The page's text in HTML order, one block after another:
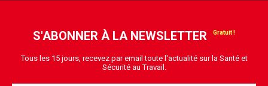
S'ABONNER À LA NEWSLETTER
Tous les 15 jours, recevez par email toute l'actualité sur la Santé et
Sécurité au Travail.